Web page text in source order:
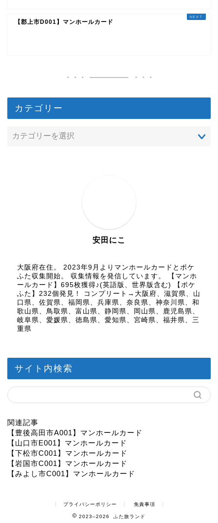
【郡上市D001】マンホールカード
カテゴリー
安田にこ
大阪府在住。 2023年9月よりマンホールカードとポケ
ふた収集開始。 収集情報を発信しています。 【マンホ
ールカード】695枚獲得♪(英語版、世界版含む) 【ポケ
ふた】232個発見！ コンプリート→大阪府、滋賀県、山
口県、佐賀県、福岡県、兵庫県、奈良県、神奈川県、和
歌山県、鳥取県、富山県、静岡県、岡山県、鹿児島県、
岐阜県、愛媛県、徳島県、愛知県、宮崎県、福井県、三
重県
サイト内検索
関連記事
【豊後高田市A001】マンホールカード
【山口市E001】マンホールカード
【下松市C001】マンホールカード
【岩国市C001】マンホールカード
【みよし市C001】マンホールカード
プライバシーポリシー 免責事項
2023–2026 ふた旅ランド